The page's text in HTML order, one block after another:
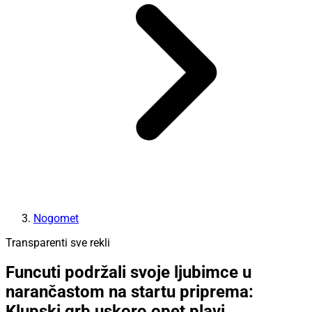
Nogomet
Transparenti sve rekli
Funcuti podržali svoje ljubimce u
narančastom na startu priprema: